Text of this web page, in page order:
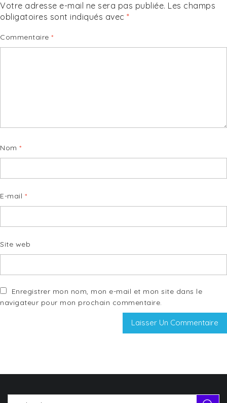
Votre adresse e-mail ne sera pas publiée. Les champs
obligatoires sont indiqués avec *
Commentaire *
Nom *
E-mail *
Site web
Enregistrer mon nom, mon e-mail et mon site dans le
navigateur pour mon prochain commentaire.